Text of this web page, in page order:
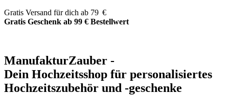
Zum
Inhalt
Gratis Versand für dich ab 79 €
Gratis Geschenk ab 99 € Bestellwert
ManufakturZauber -
Dein Hochzeitsshop für personalisiertes
Hochzeitszubehör und -geschenke